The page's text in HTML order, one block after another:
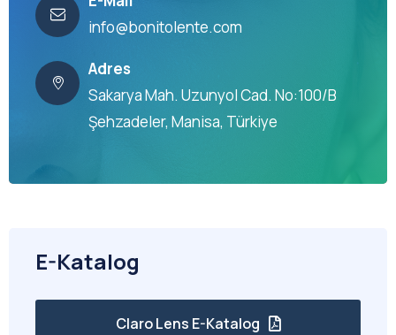
info@bonitolente.com
Adres
Sakarya Mah. Uzunyol Cad. No:100/B
Şehzadeler, Manisa, Türkiye
E-Katalog
Claro Lens E-Katalog